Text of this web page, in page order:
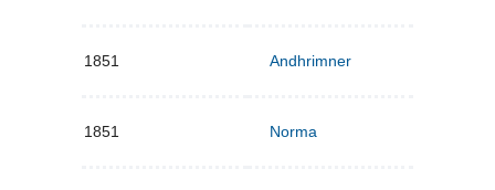
1851 Andhrimner
1851 Norma